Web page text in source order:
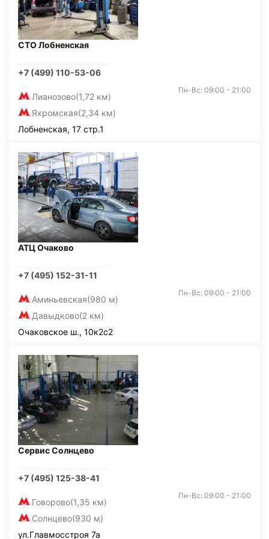
СТО Лобненская
+7 (499) 110-53-06
Лианозово(1,72 км)
Яхромская(2,34 км)
Пн-Вс: 09:00 - 21:00
Лобненская, 17 стр.1
АТЦ Очаково
+7 (495) 152-31-11
Аминьевская(980 м)
Давыдково(2 км)
Пн-Вс: 09:00 - 21:00
Очаковское ш., 10к2с2
Сервис Солнцево
+7 (495) 125-38-41
Говорово(1,35 км)
Солнцево(930 м)
Пн-Вс: 09:00 - 21:00
ул.Главмосстроя 7а